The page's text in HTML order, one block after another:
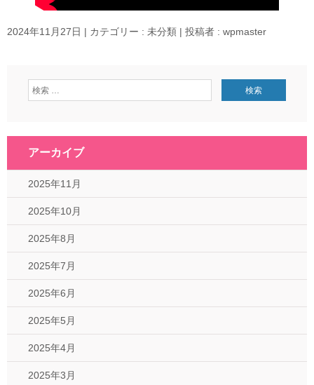
2024年11月27日 | カテゴリー : 未分類 | 投稿者 : wpmaster
アーカイブ
2025年11月
2025年10月
2025年8月
2025年7月
2025年6月
2025年5月
2025年4月
2025年3月